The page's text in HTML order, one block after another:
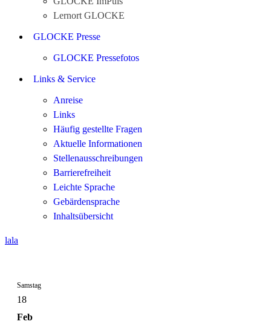
Lernort GLOCKE
GLOCKE Presse
GLOCKE Pressefotos
Links & Service
Anreise
Links
Häufig gestellte Fragen
Aktuelle Informationen
Stellenausschreibungen
Barrierefreiheit
Leichte Sprache
Gebärdensprache
Inhaltsübersicht
lala
Samstag
18
Feb